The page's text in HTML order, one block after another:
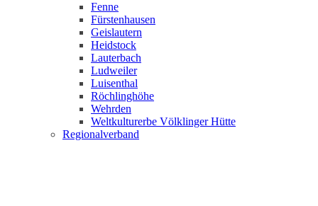
Fenne
Fürstenhausen
Geislautern
Heidstock
Lauterbach
Ludweiler
Luisenthal
Röchlinghöhe
Wehrden
Weltkulturerbe Völklinger Hütte
Regionalverband